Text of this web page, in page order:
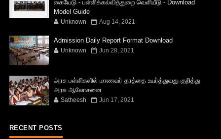
கையேடு - பள்ளிக்கல்வித்துறை வெளியீடு - Download
Model Guide
Unknown Aug 14, 2021
Admission Daily Report Format Download
Unknown Jun 28, 2021
அரசு பள்ளிகளில் மாணவர் தரத்தை உயர்த்துவது குறித்து
அரசு ஆலோசனை
Satheesh Jun 17, 2021
RECENT POSTS